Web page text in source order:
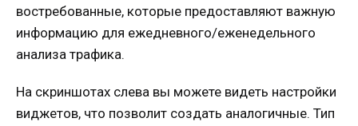
востребованные, которые предоставляют важную
информацию для ежедневного/еженедельного
анализа трафика.
На скриншотах слева вы можете видеть настройки
виджетов, что позволит создать аналогичные. Тип